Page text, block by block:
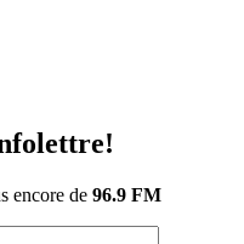
encore de 96.9 FM